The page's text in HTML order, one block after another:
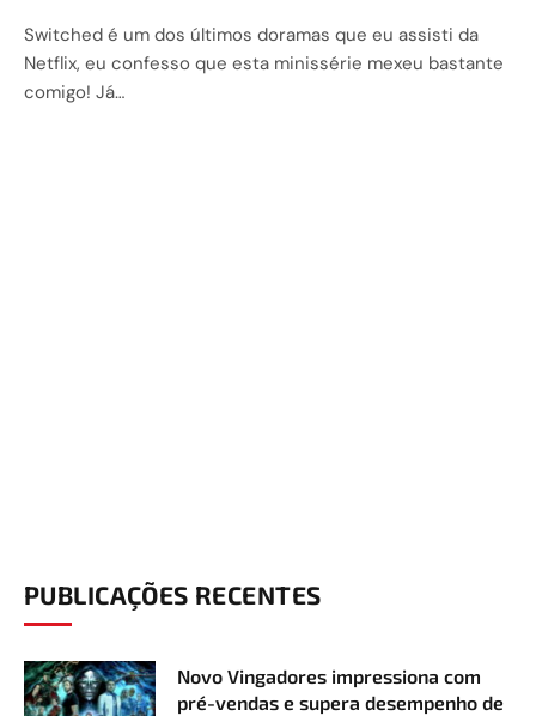
Switched é um dos últimos doramas que eu assisti da
Netflix, eu confesso que esta minissérie mexeu bastante
comigo! Já…
PUBLICAÇÕES RECENTES
Novo Vingadores impressiona com
pré-vendas e supera desempenho de